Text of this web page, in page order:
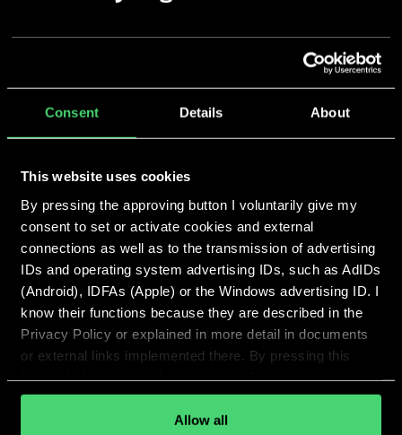
Consent Details About
This website uses cookies
By pressing the approving button I voluntarily give my
consent to set or activate cookies and external
connections as well as to the transmission of advertising
IDs and operating system advertising IDs, such as AdIDs
(Android), IDFAs (Apple) or the Windows advertising ID. I
know their functions because they are described in the
Privacy Policy or explained in more detail in documents
or external links implemented there. By pressing this
button, I also voluntarily give my explicit consent
pursuant to Article 49 (1) (1) (a) GDPR for personalized
advertising, advertising ID transmissions and for other
Allow all